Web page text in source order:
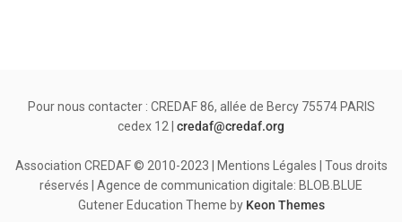
Pour nous contacter : CREDAF 86, allée de Bercy 75574 PARIS
cedex 12 | credaf@credaf.org
Association CREDAF © 2010-2023 | Mentions Légales | Tous droits
réservés | Agence de communication digitale: BLOB.BLUE
Gutener Education Theme by Keon Themes